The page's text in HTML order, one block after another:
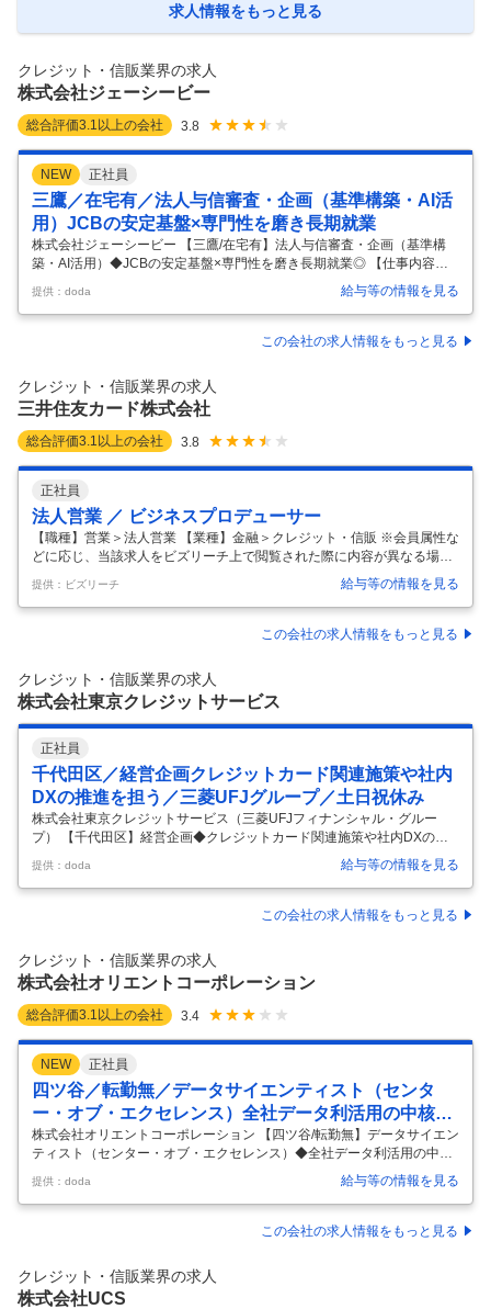
ヨタならではの安心・安全な金融サービスの開発・リリースに、スピー
求人情報をもっと見る
クレジット・信販業界の求人
株式会社ジェーシービー
総合評価3.1 以上の会社 3.8
NEW 正社員
三鷹／在宅有／法人与信審査・企画（基準構築・AI活
用）JCBの安定基盤×専門性を磨き長期就業
株式会社ジェーシービー 【三鷹/在宅有】法人与信審査・企画（基準構
築・AI活用）◆JCBの安定基盤×専門性を磨き長期就業◎ 【仕事内容】
【三鷹/在宅有】法人与信審査・企画（基準構築・AI活用）◆JCBの安定
基盤×専門性を磨き長期就業◎ 【具体的な仕事内容】 ～銀行出身者・与
信経験者歓迎／自社完結の審査体制のため専門性が磨ける／法人与信の
中核を担い、審査×戦略×AI活用に挑戦／風通しの良い組織／中途入社者
の件数は今後さらに増加が見込まれています。 安定した審査体制を維
持・強化していくため、組織体制の強化を目的とした増員採用を行
提供：doda 給与等の情報を見る
この会社の求人情報をもっと見る
クレジット・信販業界の求人
三井住友カード株式会社
総合評価3.1 以上の会社 3.8
正社員
法人営業 ／ ビジネスプロデューサー
【職種】営業＞法人営業 【業種】金融＞クレジット・信販 ※会員属性な
どに応じ、当該求人をビズリーチ上で閲覧された際に内容が異なる場合
があります 国内最大級のカード会員及び加盟店基盤を持つ三井住友カー
ドにて、当社が保有する膨大なキャッシュレスデータや、26年4月より
連結子会社として新たに設立されるVポイントマーケティング株式会社
が保有するVポイント会員データ等を活用した法人向けマーケティング
が保有する様々なデータアセット、ソリューションを軸に取引先企業の
課題解決、事業成長に貢献する ・売上目標達成のための担当クライアン
ト/領域で…
提供：ビズリーチ 給与等の情報を見る
この会社の求人情報をもっと見る
クレジット・信販業界の求人
株式会社東京クレジットサービス
正社員
千代田区／経営企画クレジットカード関連施策や社内
DXの推進を担う／三菱UFJグループ／土日祝休み
株式会社東京クレジットサービス（三菱UFJフィナンシャル・グルー
プ） 【千代田区】経営企画◆クレジットカード関連施策や社内DXの推
進を担う／三菱UFJグループ／土日祝休み 【仕事内容】 【千代田区】経
営企画◆クレジットカード関連施策や社内DXの推進を担う／三菱UFJグ
ループ／土日祝休み 【具体的な仕事内容】 ～主にクレジットカード関連
施策や社内DXの推進を担う／三菱UFJグループの安定経営基盤／転勤ナ
で、主にクレジットカード関連施策や社内DXの推進を担っていただきま
す。 ◇クレジットカード業務の施策立案・運営 ◇社内DXの推進
提供：doda 給与等の情報を見る
この会社の求人情報をもっと見る
クレジット・信販業界の求人
株式会社オリエントコーポレーション
総合評価3.1 以上の会社 3.4
NEW 正社員
四ツ谷／転勤無／データサイエンティスト（センタ
ー・オブ・エクセレンス）全社データ利活用の中核部
門
株式会社オリエントコーポレーション 【四ツ谷/転勤無】データサイエン
ティスト（センター・オブ・エクセレンス）◆全社データ利活用の中核
部門 【仕事内容】 【四ツ谷/転勤無】データサイエンティスト（センタ
ー・オブ・エクセレンス）◆全社データ利活用の中核部門 【具体的な仕
事内容】 【AIの力でビジネスを変革/機械学習・データ分析の経験を活か
し、最先端技術を実務レベルで展開/技術力・企画力・提案力を磨ける環
用し、収益拡大や業務課題の解決を支援する全社横断型のCoE（Center
of Excellence）部門です。業務プロセスの改善
提供：doda 給与等の情報を見る
この会社の求人情報をもっと見る
クレジット・信販業界の求人
株式会社UCS